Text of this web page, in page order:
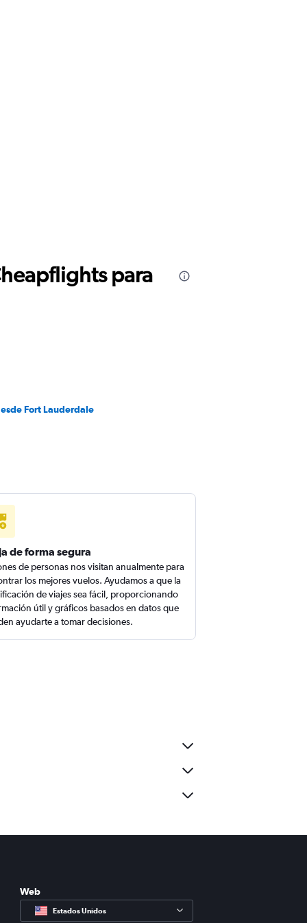
para
Fort Lauderdale
de forma segura
de personas nos visitan anualmente para
los mejores vuelos. Ayudamos a que la
de viajes sea fácil, proporcionando
útil y gráficos basados en datos que
ayudarte a tomar decisiones.
Web
Estados Unidos